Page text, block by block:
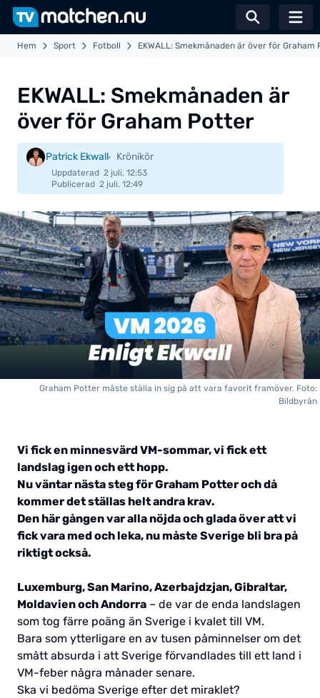
Växla
Hem Sport Fotboll EKWALL: Smekmånaden är över för Graham
EKWALL: Smekmånaden är
över för Graham Potter
Patrick Ekwall Krönikör
Uppdaterad 2 juli, 12:53
Publicerad 2 juli, 12:49
Graham Potter måste ställa in sig på att vara favorit framöver. Foto:
Bildbyrån
Vi fick en minnesvärd VM-sommar, vi fick ett
landslag igen och ett hopp.
Nu väntar nästa steg för Graham Potter och då
kommer det ställas helt andra krav.
Den här gången var alla nöjda och glada över att vi
fick vara med och leka, nu måste Sverige bli bra på
riktigt också.
Luxemburg, San Marino, Azerbajdzjan, Gibraltar,
Moldavien och Andorra – de var de enda landslagen
som tog färre poäng än Sverige i kvalet till VM.
Bara som ytterligare en av tusen påminnelser om det
smått absurda i att Sverige förvandlades till ett land i
VM-feber några månader senare.
Ska vi bedöma Sverige efter det miraklet?